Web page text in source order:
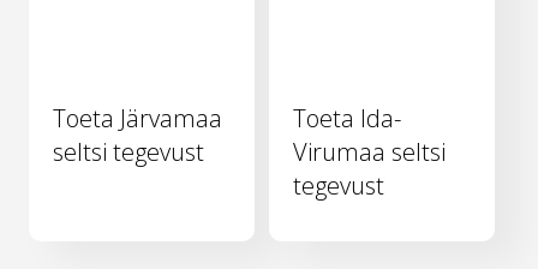
Toeta Järvamaa
seltsi tegevust
Toeta Ida-
Virumaa seltsi
tegevust